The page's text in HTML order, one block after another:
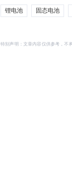
锂电池 固态电池
特别声明：文章内容仅供参考，不